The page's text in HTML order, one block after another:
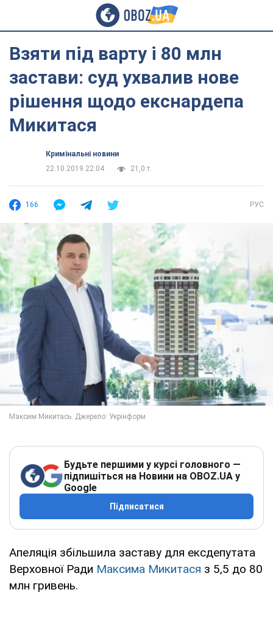
Взяти під варту і 80 млн
застави: суд ухвалив нове
рішення щодо екснардепа
Микитася
Кримінальні новини
22.10.2019 22:04
21,0 т.
166 РУС
Будьте першими у курсі головного —
підпишіться на Новини на OBOZ.UA у
Google
Підписатися
Апеляція збільшила заставу для ексдепутата
Верховної Ради Максима Микитася з 5,5 до 80
млн гривень.